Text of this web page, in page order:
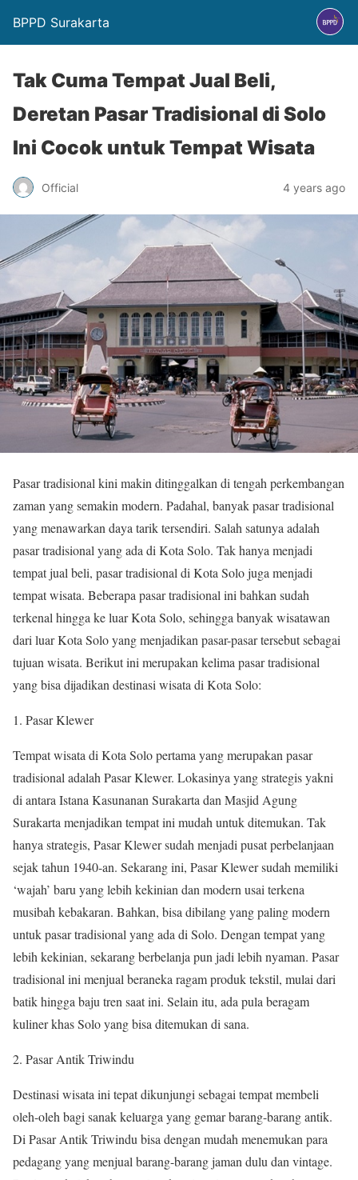
BPPD Surakarta
Tak Cuma Tempat Jual Beli,
Deretan Pasar Tradisional di Solo
Ini Cocok untuk Tempat Wisata
Official 4 years ago
Pasar tradisional kini makin ditinggalkan di tengah perkembangan
zaman yang semakin modern. Padahal, banyak pasar tradisional
yang menawarkan daya tarik tersendiri. Salah satunya adalah
pasar tradisional yang ada di Kota Solo. Tak hanya menjadi
tempat jual beli, pasar tradisional di Kota Solo juga menjadi
tempat wisata. Beberapa pasar tradisional ini bahkan sudah
terkenal hingga ke luar Kota Solo, sehingga banyak wisatawan
dari luar Kota Solo yang menjadikan pasar-pasar tersebut sebagai
tujuan wisata. Berikut ini merupakan kelima pasar tradisional
yang bisa dijadikan destinasi wisata di Kota Solo:
Pasar Klewer
Tempat wisata di Kota Solo pertama yang merupakan pasar
tradisional adalah Pasar Klewer. Lokasinya yang strategis yakni
di antara Istana Kasunanan Surakarta dan Masjid Agung
Surakarta menjadikan tempat ini mudah untuk ditemukan. Tak
hanya strategis, Pasar Klewer sudah menjadi pusat perbelanjaan
sejak tahun 1940-an. Sekarang ini, Pasar Klewer sudah memiliki
‘wajah’ baru yang lebih kekinian dan modern usai terkena
musibah kebakaran. Bahkan, bisa dibilang yang paling modern
untuk pasar tradisional yang ada di Solo. Dengan tempat yang
lebih kekinian, sekarang berbelanja pun jadi lebih nyaman. Pasar
tradisional ini menjual beraneka ragam produk tekstil, mulai dari
batik hingga baju tren saat ini. Selain itu, ada pula beragam
kuliner khas Solo yang bisa ditemukan di sana.
Pasar Antik Triwindu
Destinasi wisata ini tepat dikunjungi sebagai tempat membeli
oleh-oleh bagi sanak keluarga yang gemar barang-barang antik.
Di Pasar Antik Triwindu bisa dengan mudah menemukan para
pedagang yang menjual barang-barang jaman dulu dan vintage.